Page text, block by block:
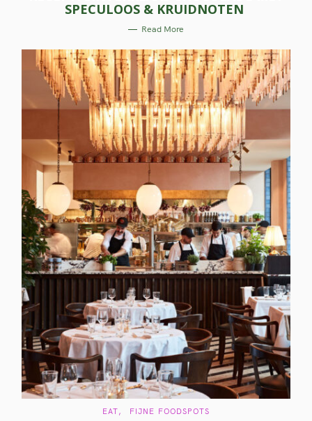
G
O
R
I
S
SPECULOOS & KRUIDNOTEN
Read More
C
EAT FIJNE FOODSPOTS